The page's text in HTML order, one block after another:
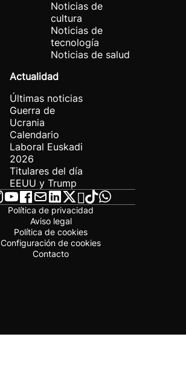
Noticias de
cultura
Noticias de
tecnología
Noticias de salud
Actualidad
Últimas noticias
Guerra de
Ucrania
Calendario
Laboral Euskadi
2026
Titulares del día
EEUU y Trump
Política de privacidad
Aviso legal
Política de cookies
Configuración de cookies
Contacto